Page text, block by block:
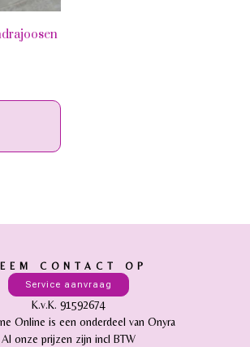
CONTACT OP
Service aanvraag
K.v.K. 91592674
Online is een onderdeel van Onyra
Al onze prijzen zijn incl BTW